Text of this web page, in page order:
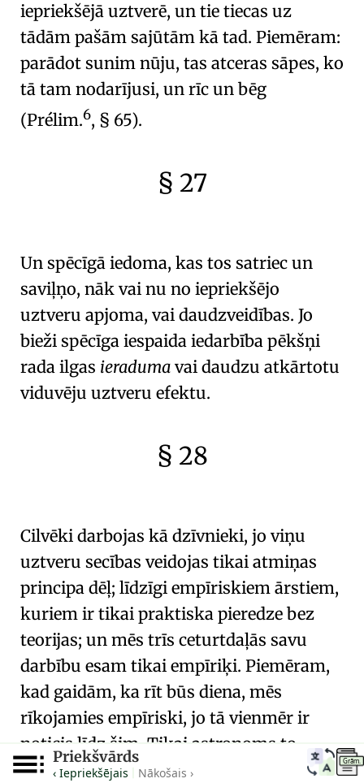
iepriekšējā uztverē, un tie tiecas uz
tādām pašām sajūtām kā tad. Piemēram:
parādot sunim nūju, tas atceras sāpes, ko
tā tam nodarījusi, un rīc un bēg
(Prélim.6, § 65).
§ 27
Un spēcīgā iedoma, kas tos satriec un
saviļņo, nāk vai nu no iepriekšējo
uztveru apjoma, vai daudzveidības. Jo
bieži spēcīga iespaida iedarbība pēkšņi
rada ilgas ieraduma vai daudzu atkārtotu
viduvēju uztveru efektu.
§ 28
Cilvēki darbojas kā dzīvnieki, jo viņu
uztveru secības veidojas tikai atmiņas
principa dēļ; līdzīgi empīriskiem ārstiem,
kuriem ir tikai praktiska pieredze bez
teorijas; un mēs trīs ceturtdaļās savu
darbību esam tikai empīriķi. Piemēram,
kad gaidām, ka rīt būs diena, mēs
rīkojamies empīriski, jo tā vienmēr ir
noticis līdz šim. Tikai astronoms to
spriež ar saprātu.
Priekšvārds
‹ Iepriekšējais Nākošais ›
Grām.